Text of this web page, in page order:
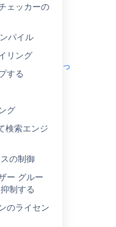
ェッカーの
パイル
リング
する
グ
検索エンジ
の制御
ー グルー
制する
のライセン
jira.bat
動で開始または
jira.bat
、
ントで実行する
行うには、
start-
を無効化して起
うな非システム
タンスで問題が
シューティング
でエラーが発生
していて UPM
ラメーターは永
一度のみ適用さ
ある場合は再度
して Jira を使
にパラメーター
。例:
bin/start-jira.bat
いけれど、この
トールした場
れかを使用して、
start
で開始または停
ストールしなかっ
トールしなかっ
、
jira.sh
、
jira.sh
動...
アプリ、また
うな非システム
タンスで問題が
シューティング
していて UPM
ラメーターは永
一度のみ適用さ
ある場合は再度